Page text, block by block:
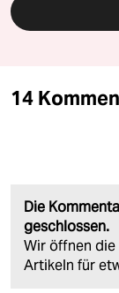
14
Die
geschlossen.
Wir öffnen
Artikeln für